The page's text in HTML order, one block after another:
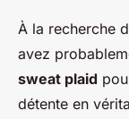
Top 5
confort
Florian•23 janvier
À la recherche
avez
sweat plaid
détente en